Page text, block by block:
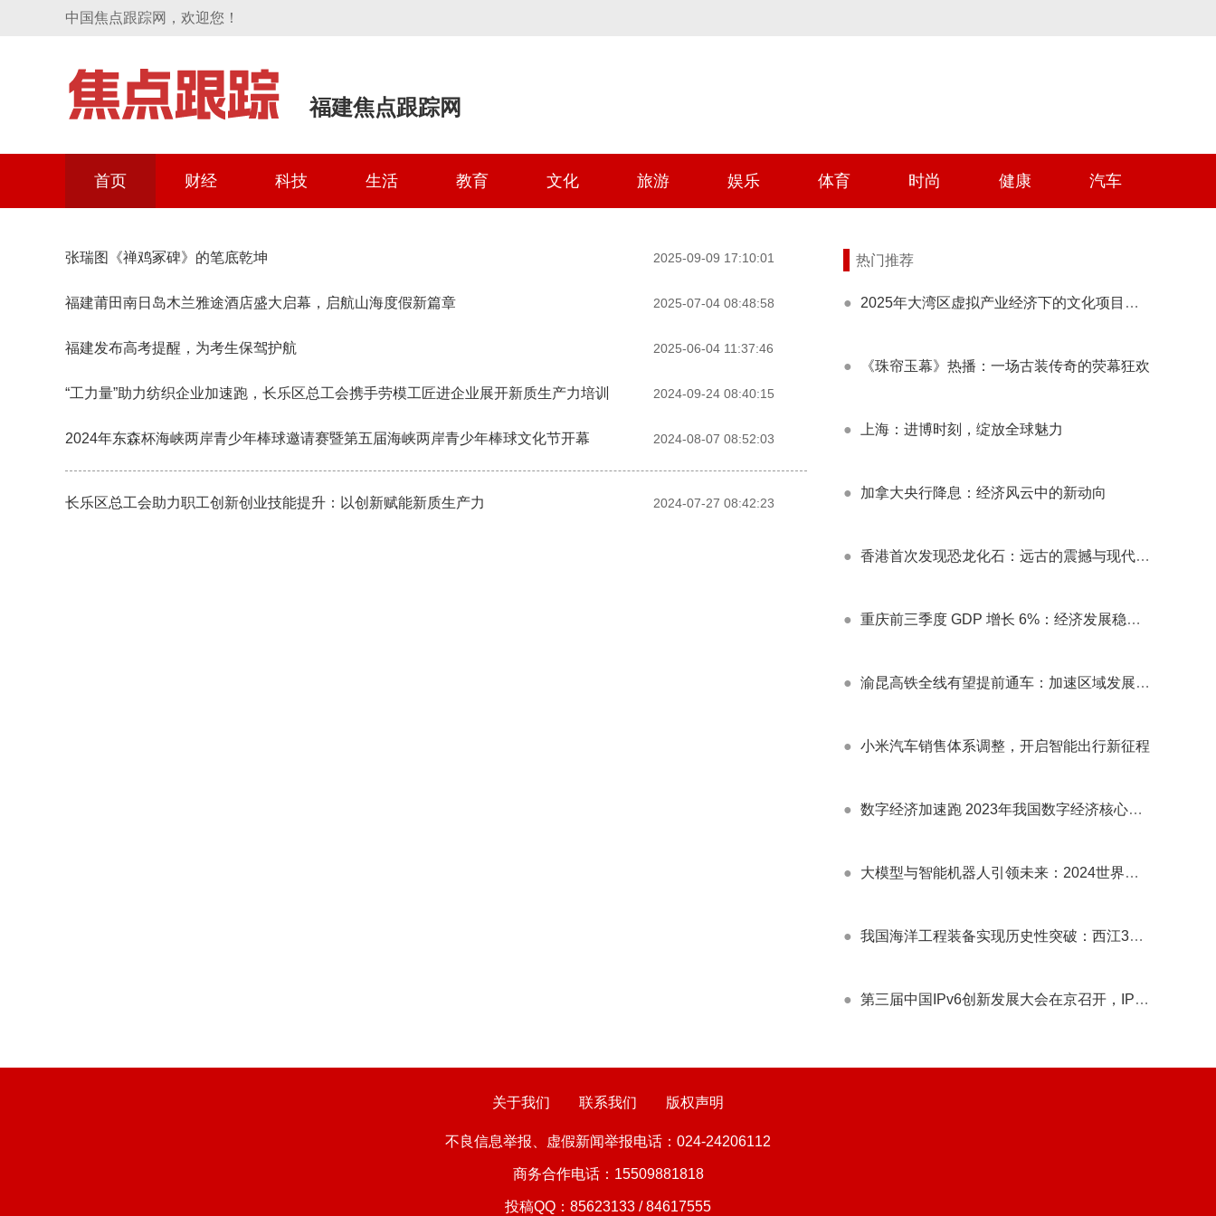
中国焦点跟踪网，欢迎您！
福建焦点跟踪网
首页 财经 科技 生活 教育 文化 旅游 娱乐 体育 时尚 健康 汽车
张瑞图《禅鸡冢碑》的笔底乾坤 2025-09-09 17:10:01
福建莆田南日岛木兰雅途酒店盛大启幕，启航山海度假新篇章 2025-07-04 08:48:58
福建发布高考提醒，为考生保驾护航 2025-06-04 11:37:46
“工力量”助力纺织企业加速跑，长乐区总工会携手劳模工匠进企业展开新质生产力培训 2024-09-24 08:40:15
2024年东森杯海峡两岸青少年棒球邀请赛暨第五届海峡两岸青少年棒球文化节开幕 2024-08-07 08:52:03
长乐区总工会助力职工创新创业技能提升：以创新赋能新质生产力 2024-07-27 08:42:23
热门推荐
● 2025年大湾区虚拟产业经济下的文化项目发展随谈
● 《珠帘玉幕》热播：一场古装传奇的荧幕狂欢
● 上海：进博时刻，绽放全球魅力
● 加拿大央行降息：经济风云中的新动向
● 香港首次发现恐龙化石：远古的震撼与现代的启示
● 重庆前三季度 GDP 增长 6%：经济发展稳中有进，展现强大活力
● 渝昆高铁全线有望提前通车：加速区域发展新引擎
● 小米汽车销售体系调整，开启智能出行新征程
● 数字经济加速跑 2023年我国数字经济核心产业增加值预计突破12万亿元大关
● 大模型与智能机器人引领未来：2024世界人工智能大会盛况空前
● 我国海洋工程装备实现历史性突破：西江30-2B钻采平台导管架全面国产化安装成功
● 第三届中国IPv6创新发展大会在京召开，IPv6发展成效显著
关于我们 联系我们 版权声明
不良信息举报、虚假新闻举报电话：024-24206112
商务合作电话：15509881818
投稿QQ：85623133 / 84617555